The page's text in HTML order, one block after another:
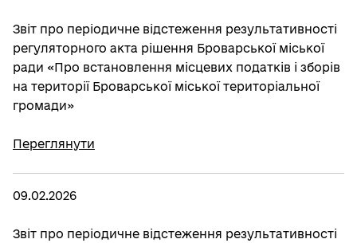
Звіт про періодичне відстеження результативності
регуляторного акта рішення Броварської міської
ради «Про встановлення місцевих податків і зборів
на території Броварської міської територіальної
громади»
Переглянути
09.02.2026
Звіт про періодичне відстеження результативності